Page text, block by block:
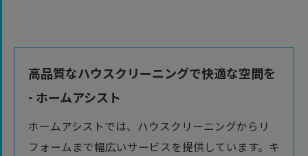
高品質なハウスクリーニングで快適な空間を
- ホームアシスト
ホームアシストでは、ハウスクリーニングからリ
フォームまで幅広いサービスを提供しています。キ